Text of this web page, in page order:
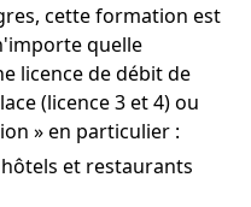
cette formation est
quelle
licence de débit de
(licence 3 et 4) ou
» en particulier :
et restaurants